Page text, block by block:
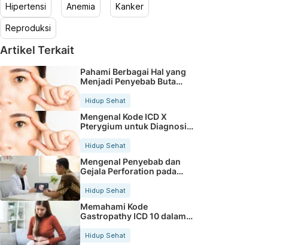
Hipertensi Anemia Kanker
Reproduksi
Artikel Terkait
Pahami Berbagai Hal yang
Menjadi Penyebab Buta
Hidup Sehat
Mengenal Kode ICD X
Pterygium untuk Diagnosis
Hidup Sehat
Mengenal Penyebab dan
Gejala Perforation pada
Tubuh
Hidup Sehat
Memahami Kode
Gastropathy ICD 10 dalam
Rekam Medis Pasien
Hidup Sehat